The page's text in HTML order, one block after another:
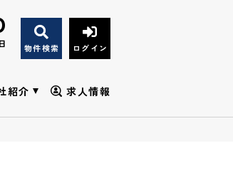
物件検索 ログイン
紹介 求人情報